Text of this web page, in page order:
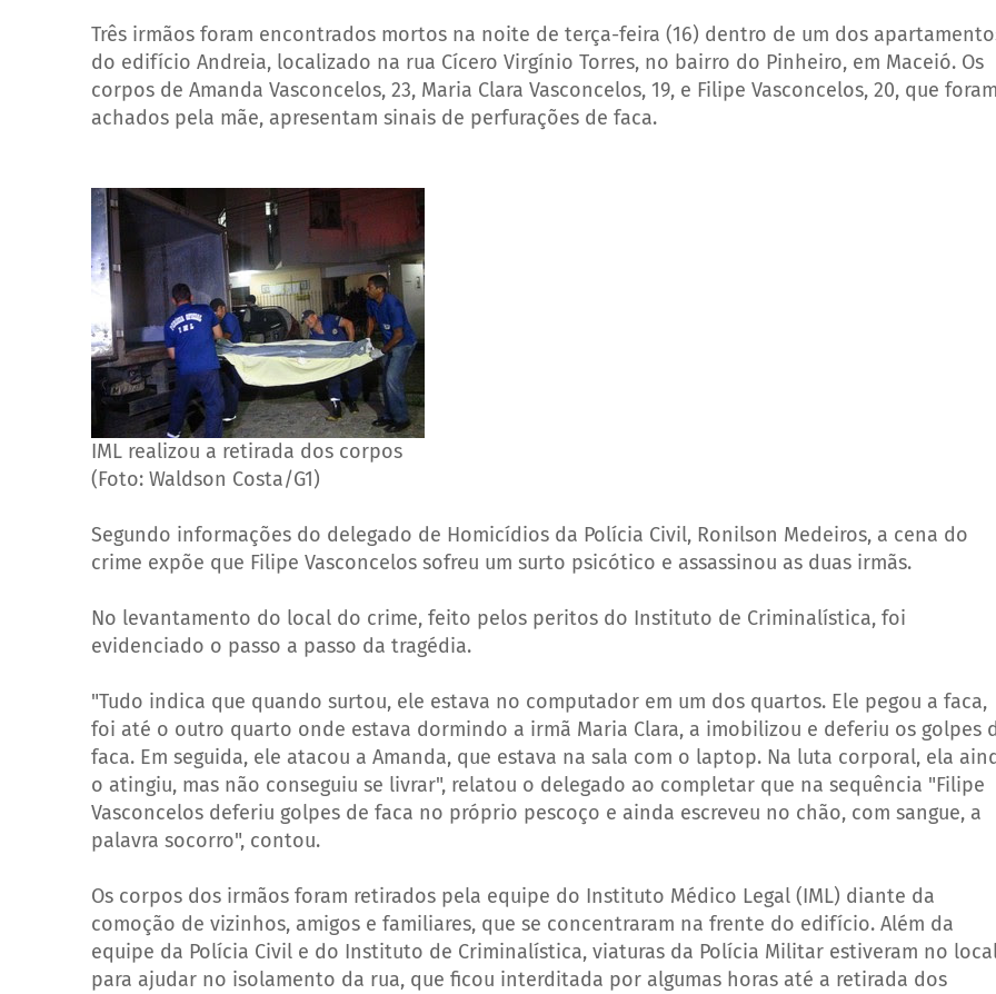
Três irmãos foram encontrados mortos na noite de terça-feira (16) dentro de um dos
do edifício Andreia, localizado na rua Cícero Virgínio Torres, no bairro do Pinheiro, em Maceió. Os
corpos de Amanda Vasconcelos, 23, Maria Clara Vasconcelos, 19, e Filipe Vasconcelos, 20, que
achados pela mãe, apresentam sinais de perfurações de faca.
IML realizou a retirada dos corpos
(Foto: Waldson Costa/G1)
Segundo informações do delegado de Homicídios da Polícia Civil, Ronilson Medeiros, a cena do
crime expõe que Filipe Vasconcelos sofreu um surto psicótico e assassinou as duas irmãs.
No levantamento do local do crime, feito pelos peritos do Instituto de Criminalística, foi
evidenciado o passo a passo da tragédia.
"Tudo indica que quando surtou, ele estava no computador em um dos quartos. Ele pegou a faca,
foi até o outro quarto onde estava dormindo a irmã Maria Clara, a imobilizou e deferiu os golpes
faca. Em seguida, ele atacou a Amanda, que estava na sala com o laptop. Na luta corporal, ela
o atingiu, mas não conseguiu se livrar", relatou o delegado ao completar que na sequência "Filipe
Vasconcelos deferiu golpes de faca no próprio pescoço e ainda escreveu no chão, com sangue, a
palavra socorro", contou.
Os corpos dos irmãos foram retirados pela equipe do Instituto Médico Legal (IML) diante da
comoção de vizinhos, amigos e familiares, que se concentraram na frente do edifício. Além da
equipe da Polícia Civil e do Instituto de Criminalística, viaturas da Polícia Militar estiveram no
para ajudar no isolamento da rua, que ficou interditada por algumas horas até a retirada dos